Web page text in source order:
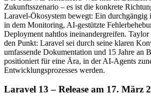
Zukunftsszenario – es ist die konkrete
Laravel-Ökosystem bewegt: Ein
in dem Monitoring, AI-gestützte
Deployment nahtlos ineinandergreifen. Taylor
den Punkt: Laravel sei durch seine klaren
umfassende Dokumentation und 15 Jahre an
positioniert für eine Ära, in der AI-Agents
Entwicklungsprozesses werden.
Laravel 13 – Release am 17. März